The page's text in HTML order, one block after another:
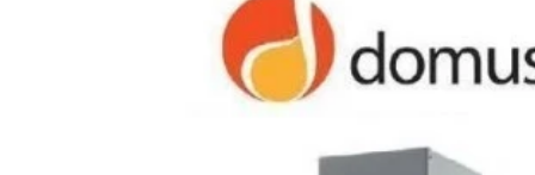
información
del producto